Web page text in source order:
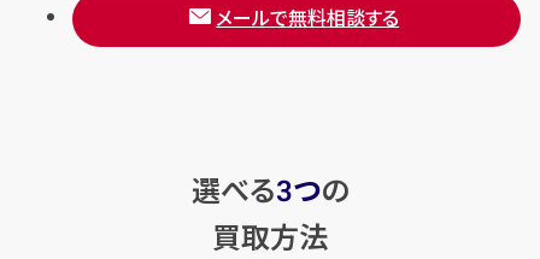
メールで無料相談する
選べる3つの
買取方法